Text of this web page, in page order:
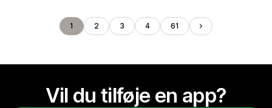
1 2 3 4 61
Vil du tilføje en app?